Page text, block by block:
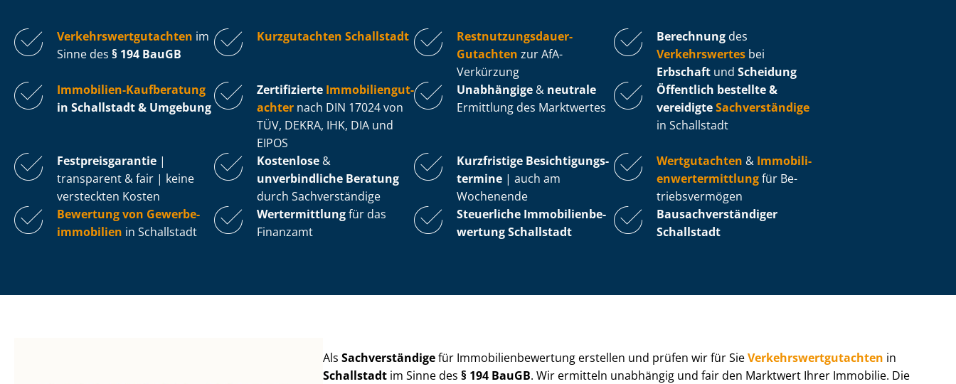
Ver­kehrs­wert­gut­ach­ten im
Sinne des § 194 BauGB
Kurzgutachten Schallstadt
Rest­nut­zungs­dau­er-
Gutachten zur AfA-
Verkürzung
Berechnung des
Verkehrswertes bei
Erbschaft und Scheidung
Immobilien-Kaufberatung
in Schallstadt & Umgebung
Zertifizierte Im­mo­bi­li­en­gut­
ach­ter nach DIN 17024 von
TÜV, DEKRA, IHK, DIA und
EIPOS
Unabhängige & neutrale
Ermittlung des Marktwertes
Öffentlich bestellte &
vereidigteSachverständige
in Schallstadt
Fest­preis­ga­ran­tie |
transparent & fair | keine
versteckten Kosten
Kostenlose &
unverbindliche Beratung
durch Sachverständige
Kurzfristige Be­sich­ti­gungs­
ter­mi­ne | auch am
Wochenende
Wertgutachten & Im­mo­bi­li­
en­wert­ermitt­lungfür Be­
triebs­ver­mö­gen
Bewertung von Ge­wer­be­
im­mo­bi­li­en in Schallstadt
Wertermittlungfür das
Finanzamt
Steuerliche Im­mo­bi­li­en­be­
wer­tungSchallstadt
Bau­sach­ver­stän­di­ger
Schallstadt
AlsSachverständigefür Im­mo­bi­li­en­be­wer­tung erstellen und prüfen wir für SieVer­kehrs­wert­gut­ach­ten in
Schallstadt im Sinne des§ 194 BauGB. Wir ermitteln unabhängig und fair den Marktwert Ihrer Immobilie. Die